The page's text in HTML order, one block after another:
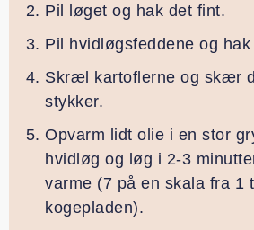
Pil løget og hak det fint.
Pil hvidløgsfeddene og
Skræl kartoflerne og skær
stykker.
Opvarm lidt olie i en stor
hvidløg og løg i 2-3
varme (7 på en skala fra 1
kogepladen).